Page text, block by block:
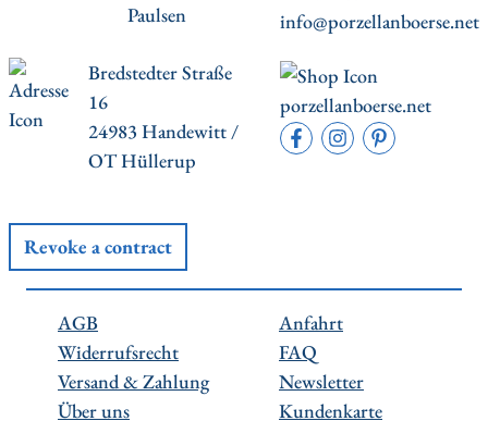
Paulsen
info@porzellanboerse.net
Bredstedter Straße
16
24983 Handewitt /
OT Hüllerup
porzellanboerse.net
Revoke a contract
AGB
Widerrufsrecht
Versand & Zahlung
Über uns
Anfahrt
FAQ
Newsletter
Kundenkarte